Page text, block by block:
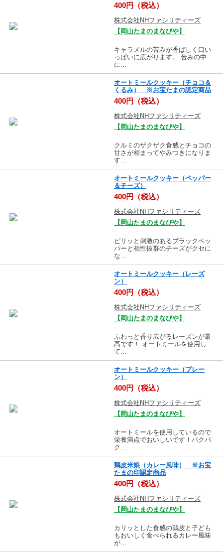
400円（税込）
株式会社NHファシリティーズ
【岡山たまのまなびや】
キャラメルの苦みが香ばしく口い
っぱいに広がります。 苦みの中
に...
オートミールクッキー（チョコ＆
くるみ） ※お宝たまの認定商品
400円（税込）
株式会社NHファシリティーズ
【岡山たまのまなびや】
クルミのザクザク食感とチョコの
甘さが相まってやみつきになりま
す...
オートミールクッキー（ペッパー
＆チーズ）
400円（税込）
株式会社NHファシリティーズ
【岡山たまのまなびや】
ピリッと刺激のあるブラックペッ
パーと相性抜群のチーズがクセに
な...
オートミールクッキー（レーズ
ン）
400円（税込）
株式会社NHファシリティーズ
【岡山たまのまなびや】
ふわっと香り広がるレーズンが最
高です！ オートミールを使用し
て...
オートミールクッキー（プレー
ン）
400円（税込）
株式会社NHファシリティーズ
【岡山たまのまなびや】
オートミールを使用しているので
栄養満点でおいしいです！パクパ
ク...
鶏皮米娘（カレー風味） ※お宝
たまの印認定商品
400円（税込）
株式会社NHファシリティーズ
【岡山たまのまなびや】
カリッとした食感の鶏皮と子ども
もおいしく食べられるカレー風味
が...